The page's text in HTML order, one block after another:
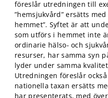
föreslår utredningen till
”hemsjukvård” ersätts
hemmet”. Syftet är att
som utförs i hemmet inte
ordinarie hälso- och
resurser, har samma syn
lyder under samma
Utredningen föreslår
nationella taxan ersätts
har presenterats, med
Marknadsföring
Genom att dela
med dig av dina
intressen och ditt
beteende när du
surfar ökar du
chansen att få se
personligt
anpassat innehåll